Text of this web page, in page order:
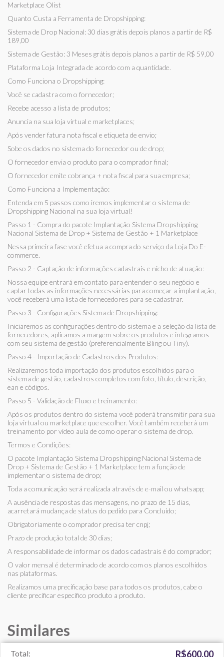
Marketplace Olist
Quanto Custa a Ferramenta de Dropshipping:
Sistema de Drop Nacional: 30 dias grátis depois planos a partir de R$
189,00
Sistema de Gestão: 3 Meses grátis depois planos a partir de R$ 59,00
Plataforma Loja Integrada de acordo com a quantidade.
Como Funciona o Dropshipping:
Você se cadastra com o fornecedor;
Recebe acesso a lista de produtos;
Anuncia na sua loja virtual e marketplaces;
Após vender fatura nota fiscal e etiqueta de envio;
Sobe os dados no sistema do fornecedor ou de drop;
O fornecedor envia o produto para o comprador final;
O fornecedor emite cobrança + nota fiscal para sua empresa;
Como Funciona a Implementação:
Entenda em 5 passos como iremos implementar o sistema de
Dropshipping Nacional na sua loja virtual!
Passo 1 - Compra do pacote Implantação Sistema Dropshipping
Nacional Sistema de Drop + Sistema de Gestão + 1 Marketplace
Nessa primeira fase você efetua a compra do serviço da Loja Do E-
commerce.
Passo 2 - Captação de informações cadastrais e nicho de atuação:
Nossa equipe entrará em contato para entender o seu negócio e
captar todas as informações necessárias para começar a implantação,
você receberá uma lista de fornecedores para se cadastrar.
Passo 3 - Configurações Sistema de Dropshipping:
Iniciaremos as configurações dentro do sistema e a seleção da lista de
fornecedores, aplicamos a margem sobre os produtos e integramos
com seu sistema de gestão (preferencialmente Bling ou Tiny).
Passo 4 - Importação de Cadastros dos Produtos:
Realizaremos toda importação dos produtos escolhidos para o
sistema de gestão, cadastros completos com foto, título, descrição,
ean e códigos.
Passo 5 - Validação de Fluxo e treinamento:
Após os produtos dentro do sistema você poderá transmitir para sua
loja virtual ou marketplace que escolher. Você também receberá um
treinamento por vídeo aula de como operar o sistema de drop.
Termos e Condições:
O pacote Implantação Sistema Dropshipping Nacional Sistema de
Drop + Sistema de Gestão + 1 Marketplace tem a função de
implementar o sistema de drop;
Toda a comunicação será realizada através de e-mail ou whatsapp;
A ausência de respostas das mensagens, no prazo de 15 dias,
acarretará mudança de status do pedido para Concluído;
Obrigatoriamente o comprador precisa ter cnpj;
Prazo de produção total de 30 dias;
A responsabilidade de informar os dados cadastrais é do comprador;
O valor mensal é determinado de acordo com os planos escolhidos
nas plataformas.
Realizamos uma precificação base para todos os produtos, cabe o
cliente precificar especifico produto a produto.
Similares
Total: R$600,00